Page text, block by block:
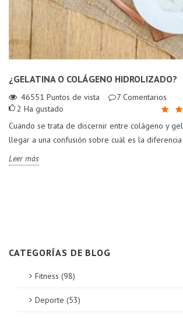
¿GELATINA O COLÁGENO HIDROLIZADO?
46551 Puntos de vista 7 Comentarios
2 Ha gustado
Cuando se trata de discernir entre colágeno y
llegar a una confusión sobre cuál es la
Leer más
CATEGORÍAS DE BLOG
Fitness (98)
Deporte (53)